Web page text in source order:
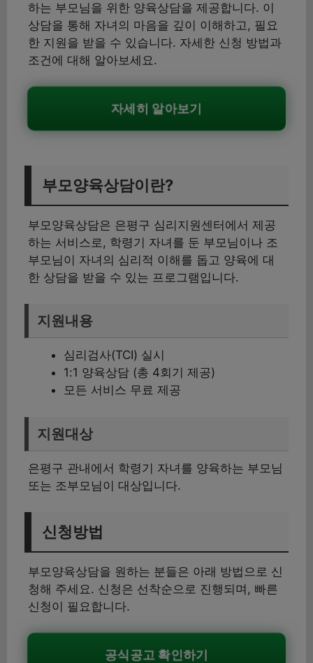
하는 부모님을 위한 양육상담을 제공합니다. 이
상담을 통해 자녀의 마음을 깊이 이해하고, 필요
한 지원을 받을 수 있습니다. 자세한 신청 방법과
조건에 대해 알아보세요.
자세히 알아보기
부모양육상담이란?
부모양육상담은 은평구 심리지원센터에서 제공
하는 서비스로, 학령기 자녀를 둔 부모님이나 조
부모님이 자녀의 심리적 이해를 돕고 양육에 대
한 상담을 받을 수 있는 프로그램입니다.
지원내용
심리검사(TCI) 실시
1:1 양육상담 (총 4회기 제공)
모든 서비스 무료 제공
지원대상
은평구 관내에서 학령기 자녀를 양육하는 부모님
또는 조부모님이 대상입니다.
신청방법
부모양육상담을 원하는 분들은 아래 방법으로 신
청해 주세요. 신청은 선착순으로 진행되며, 빠른
신청이 필요합니다.
공식공고 확인하기